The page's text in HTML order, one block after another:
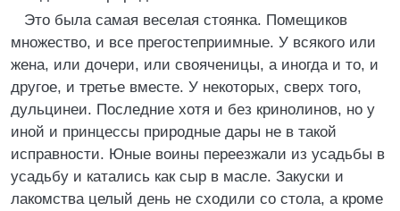
Это была самая веселая стоянка. Помещиков
множество, и все прегостеприимные. У всякого или
жена, или дочери, или свояченицы, а иногда и то, и
другое, и третье вместе. У некоторых, сверх того,
дульцинеи. Последние хотя и без кринолинов, но у
иной и принцессы природные дары не в такой
исправности. Юные воины переезжали из усадьбы в
усадьбу и катались как сыр в масле. Закуски и
лакомства целый день не сходили со стола, а кроме